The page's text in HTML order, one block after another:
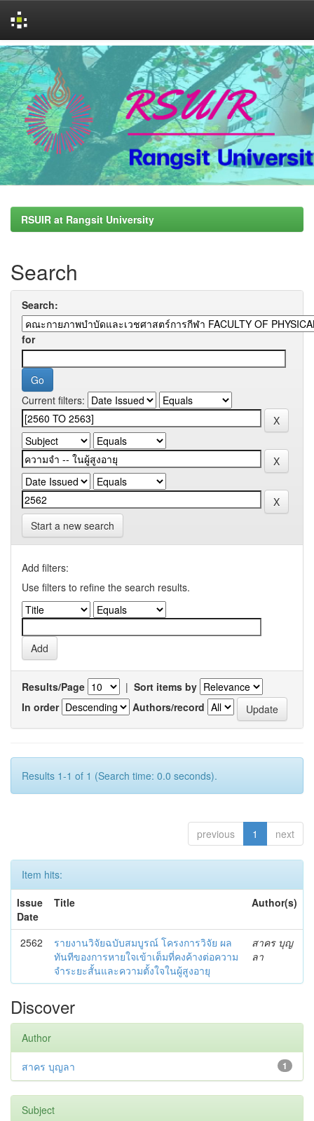
Skip
navigation
RSUIR at Rangsit University
Search
Search:
for
Current filters:
Start a new search
Add filters:
Use filters to refine the search results.
Results/Page | Sort items by
In order
Authors/record
Results 1-1 of 1 (Search time: 0.0 seconds).
previous 1 next
Item hits:
Issue
Date
Title Author(s)
2562
รายงานวิจัยฉบับสมบูรณ์ โครงการวิจัย ผล
ทันทีของการหายใจเข้าเต็มที่คงค้างต่อความ
จําระยะสั้นและความตั้งใจในผู้สูงอายุ
สาคร บุญ
ลา
Discover
Author
1
สาคร บุญลา
Subject